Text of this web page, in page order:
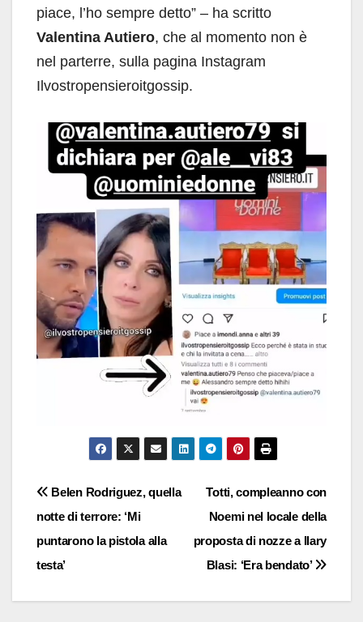
piace, l’ho sempre detto” – ha scritto
Valentina Autiero, che al momento non è
nel parterre, sulla pagina Instagram
Ilvostropensieroitgossip.
Navigazione
articoli
Totti, compleanno con
Noemi nel locale della
proposta di nozze a Ilary
Blasi: ‘Era bendato’
Belen Rodriguez, quella
notte di terrore: ‘Mi
puntarono la pistola alla
testa’